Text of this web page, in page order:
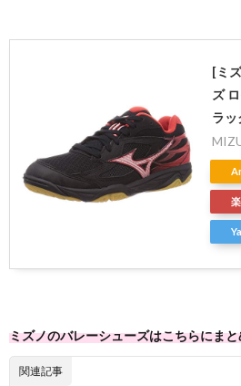
[ミ
ズ
ラッ
ミズノのバレーシューズはこちらにま
関連記事